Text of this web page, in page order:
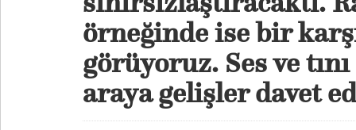
örneğinde ise bir
görüyoruz. Ses ve
araya gelişler davet